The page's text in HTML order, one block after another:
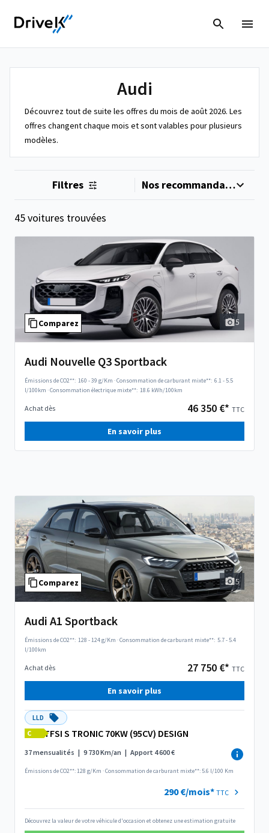
Audi
Découvrez tout de suite les offres du mois de août 2026. Les
offres changent chaque mois et sont valables pour plusieurs
modèles.
Filtres
45 voitures trouvées
Comparez 5
Audi Nouvelle Q3 Sportback
Émissions de CO2**: 160 - 39 g/Km ·Consommation de carburant mixte**: 6.1 - 5.5
l/100km ·Consommation électrique mixte**: 18.6 kWh/100km
Achat dès 46 350 €* TTC
En savoir plus
Comparez 5
Audi A1 Sportback
Émissions de CO2**: 128 - 124 g/Km ·Consommation de carburant mixte**: 5.7 - 5.4
l/100km
Achat dès 27 750 €* TTC
En savoir plus
LLD
C
TFSI S TRONIC 70KW (95CV) DESIGN
37 mensualités | 9 730 Km/an | Apport 4 600 €
Émissions de CO2**: 128 g/Km ·Consommation de carburant mixte**: 5.6 l/100 Km
290 €/mois* TTC
Découvrez la valeur de votre véhicule d'occasion et obtenez une estimation gratuite